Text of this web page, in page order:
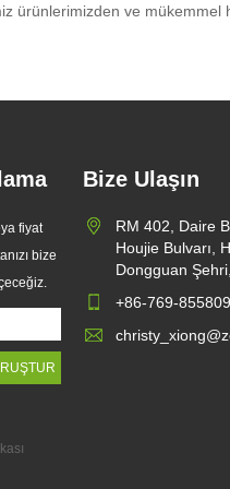
ürünlerimizden ve mükemmel
Tek
yönelik
birinci
fiyat
bize
Bize Ulaşın
RM 402, Daire
Houjie Bulvarı,
Dongguan
+86-769-